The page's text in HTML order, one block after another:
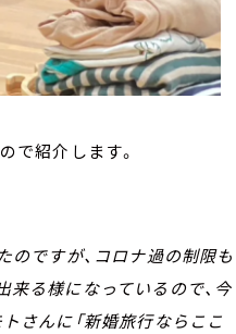
で紹介します。
のですが、コロナ過の制限も
る様になっているので、今
さんに「新婚旅行ならここ